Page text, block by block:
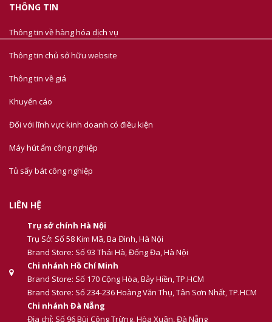
THÔNG TIN
Thông tin về hàng hóa dịch vụ
Thông tin chủ sở hữu website
Thông tin về giá
Khuyến cáo
Đối với lĩnh vực kinh doanh có điều kiện
Máy hút ẩm công nghiệp
Tủ sấy bát công nghiệp
LIÊN HỆ
Trụ sở chính Hà Nội
Trụ Sở: Số 58 Kim Mã, Ba Đình, Hà Nội
Brand Store: Số 93 Thái Hà, Đống Đa, Hà Nội
Chi nhánh Hồ Chí Minh
Brand Store: Số 170 Cộng Hòa, Bảy Hiền, TP.HCM
Brand Store: Số 234-236 Hoàng Văn Thụ, Tân Sơn Nhất, TP.HCM
Chi nhánh Đà Nẵng
Địa chỉ: Số 96 Bùi Công Trừng, Hòa Xuân, Đà Nẵng